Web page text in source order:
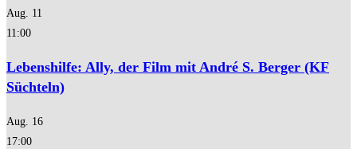
Aug. 11
11:00
Lebenshilfe: Ally, der Film mit André S. Berger (KF
Süchteln)
Aug. 16
17:00